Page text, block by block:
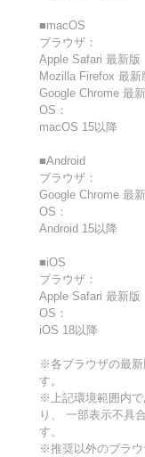
■macOS
ブラウザ：
Apple Safari 最新版
Mozilla Firefox 最新
Google Chrome 最
OS：
macOS 15以降
■Android
ブラウザ：
Google Chrome 最
OS：
Android 15以降
■iOS
ブラウザ：
Apple Safari 最新版
OS：
iOS 18以降
※各ブラウザの最新
す。
※上記環境範囲内で
り、 一部表示不具
す。
※推奨以外のブラ